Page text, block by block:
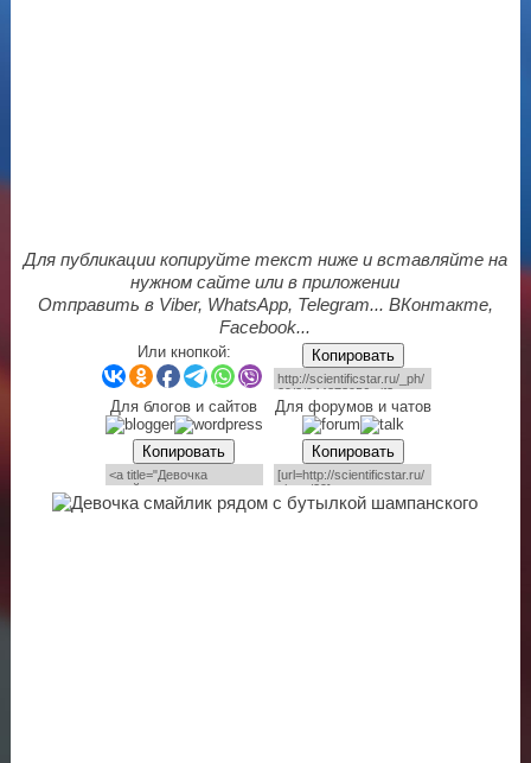
Для публикации копируйте текст ниже и вставляйте на
нужном сайте или в приложении
Отправить в Viber, WhatsApp, Telegram... ВКонтакте,
Facebook...
Или кнопкой: Копировать
Для блогов и сайтов Для форумов и чатов
Копировать Копировать